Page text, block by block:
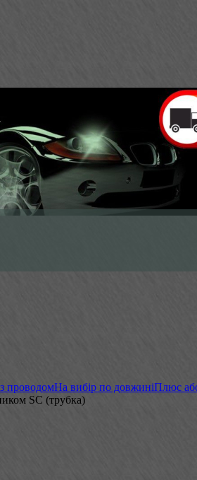
проводомНа вибір по довжиніПлюс
SC (трубка)